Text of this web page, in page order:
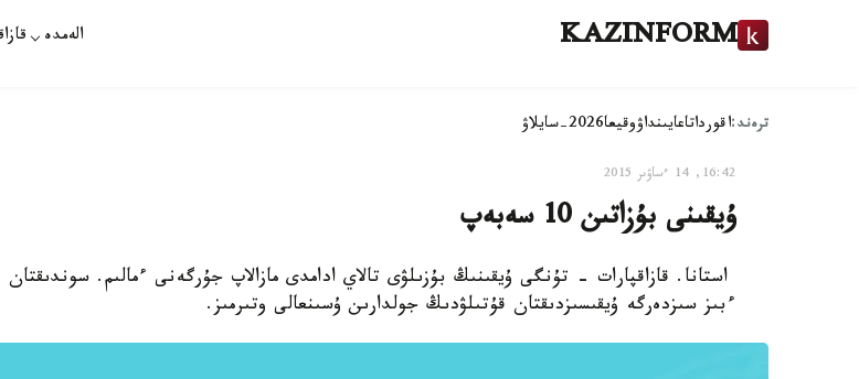
KAZINFORM الەمدە
ترەند:اقورداتاعايىنداۋوقيعا2026-سايلاۋ
16:42, 14 ءساۋىر 2015
ۇيقىنى بۇزاتىن 10 سەبەپ
استانا. قازاقپارات - تۇنگى ۇيقىنىڭ بۇزىلۋى تالاي ادامدى مازالاپ جۇرگەنى ءمالىم.
ءبىز سىزدەرگە ۇيقىسىزدىقتان قۇتىلۋدىڭ جولدارىن ۇسىنعالى وتىرمىز.